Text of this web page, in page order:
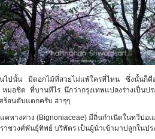
นไปนั้น มีดอกไม้ที่สวยไม่แพ้ใครที่ไหน ซึ่งนั้
มอชิต ที่บานทีไร นึกว่ากรุงเทพแปลงร่างเป็น
อนตับแตกครับ ฮ่าๆๆ
คหางค่าง (Bignoniaceae) มีถิ่นกำเนิดในทวีปอเ
ชวงศ์พันธุ์ทิพย์ บริพัตร เป็นผู้นำเข้ามาปลูกในปร